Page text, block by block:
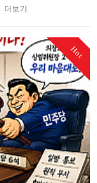
더보기
Hot